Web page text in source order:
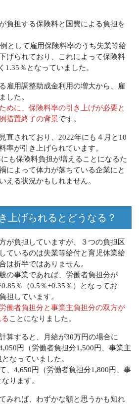
負担する保険料と国費による負担を
として雇用保険料率のうち失業等給
げられており、これによって保険料
1.35％となっていました。
雇用調整助成金利用の増大から、雇
した。
めに、保険料率の引き上げが必要と
措置終了の背景です。
直されており、2022年にも４月と10
率が引き上げられています。
も保険料負担が増えることになるた
によって体力が落ちている企業にと
える状況かもしれません。
上げられるとどうなる？
が負担していますが、３つの負担区
ているのは失業等給付と育児休業給
は折半ではありません。
の事業であれば、労働者負担分が
％（0.5％+0.35％）となってお
担しています。
働者負担分と事業主負担分の双方が
ことになりました。
算すると、月給が30万円の場合に
円（労働者負担分1,500円、事業主
なっていました。
、4,650円（労働者負担分1,800円、事
ります。
みれば、わずかな額と思うかも知れ